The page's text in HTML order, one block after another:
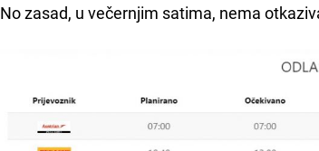
No zasad, u večernjim satima, nema